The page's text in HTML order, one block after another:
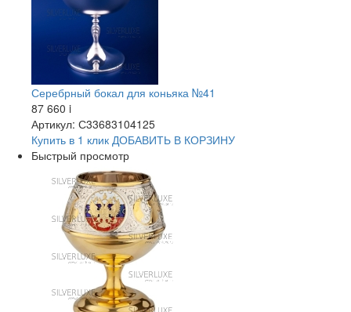
Серебрный бокал для коньяка №41
87 660 i
Артикул: С33683104125
Купить в 1 клик ДОБАВИТЬ В КОРЗИНУ
Быстрый просмотр